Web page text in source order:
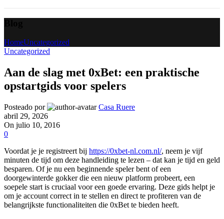
HomeUncategorized
Uncategorized
Aan de slag met 0xBet: een praktische
opstartgids voor spelers
Posteado por
Casa Ruere
abril 29, 2026
On julio 10, 2016
0
Voordat je je registreert bij https://0xbet-nl.com.nl/, neem je vijf
minuten de tijd om deze handleiding te lezen – dat kan je tijd en geld
besparen. Of je nu een beginnende speler bent of een
doorgewinterde gokker die een nieuw platform probeert, een
soepele start is cruciaal voor een goede ervaring. Deze gids helpt je
om je account correct in te stellen en direct te profiteren van de
belangrijkste functionaliteiten die 0xBet te bieden heeft.